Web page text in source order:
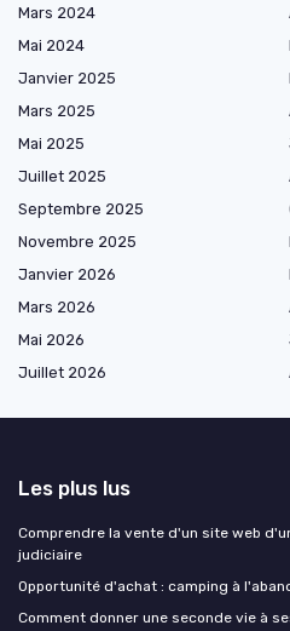
Mars 2024
Mai 2024
Janvier 2025
Mars 2025
Mai 2025
Juillet 2025
Septembre 2025
Novembre 2025
Janvier 2026
Mars 2026
Mai 2026
Juillet 2026
Les plus lus
Comprendre la vente d'un site web
judiciaire
Opportunité d'achat : camping à
Comment donner une seconde vie à